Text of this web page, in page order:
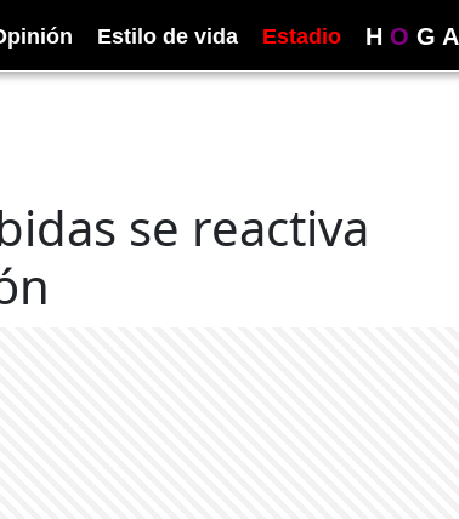
Estilo de vida Estadio H O G A
se reactiva